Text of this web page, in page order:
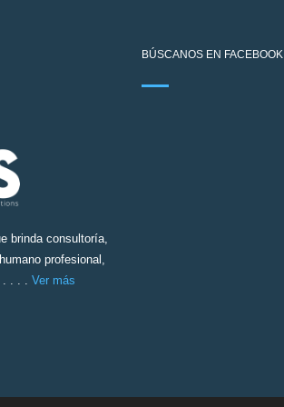
brinda consultoría,
profesional,
. . . Ver más
BÚSCANOS EN FACEBOOK